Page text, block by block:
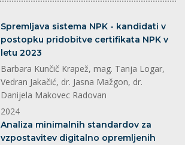
dokument
Spremljava sistema NPK - kandidati v
postopku pridobitve certifikata NPK v
letu 2023
Barbara Kunčič Krapež, mag. Tanja Logar,
Vedran Jakačić, dr. Jasna Mažgon, dr.
Danijela Makovec Radovan
2024
dokument
Analiza minimalnih standardov za
vzpostavitev digitalno opremljenih